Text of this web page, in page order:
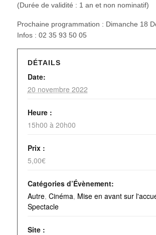
(Durée de validité : 1 an et non nominatif)
Prochaine programmation : Dimanche 18
Infos : 02 35 93 50 05
DÉTAILS
Date:
20 novembre 2022
Heure :
15h00 à 20h00
Prix :
5,00€
Catégories d’Évènement:
Autre, Cinéma, Mise en avant sur
Spectacle
Site :